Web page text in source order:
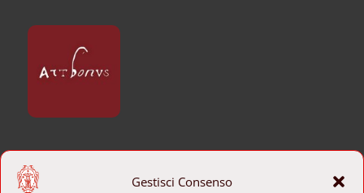
Gestisci Consenso
CONTATTI